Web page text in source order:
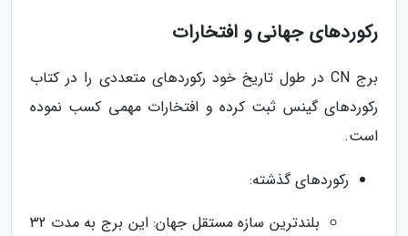
رکوردهای جهانی و افتخارات
برج CN در طول تاریخ خود رکوردهای متعددی را در کتاب
رکوردهای گینس ثبت کرده و افتخارات مهمی کسب نموده
است.
رکوردهای گذشته:
بلندترین سازه مستقل جهان: این برج به مدت 32